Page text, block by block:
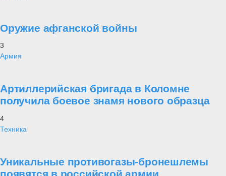
Оружие афганской войны
3
Армия
Артиллерийская бригада в Коломне
получила боевое знамя нового образца
4
Техника
Уникальные противогазы-бронешлемы